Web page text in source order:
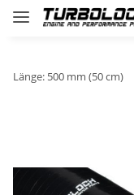
Länge: 500 mm (50 cm)